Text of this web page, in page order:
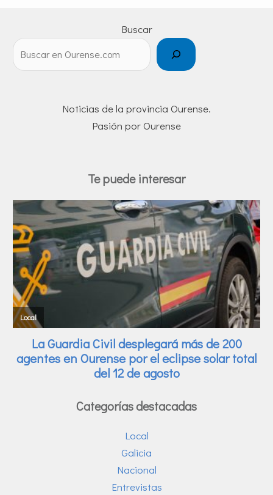
Buscar
Noticias de la provincia Ourense.
Pasión por Ourense
Te puede interesar
Categorías destacadas
Local
Galicia
Nacional
Entrevistas